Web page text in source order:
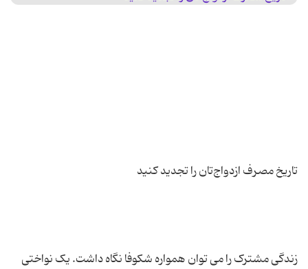
زندگی مشترک را می توان همواره شکوفا نگاه داشت. یک نواختی